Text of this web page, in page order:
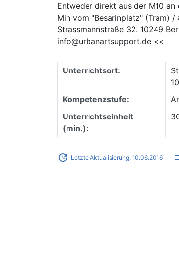
Entweder direkt aus der M10
Min vom "Besarinplatz" (Tram)
Strassmannstraße 32. 10249
info@urbanartsupport.de <<
Unterrichtsort:
Kompetenzstufe:
Unterrichtseinheit
(min.):
update Letzte Aktualisierung: 10.06.2016